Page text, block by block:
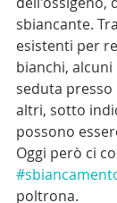
sbiancante.
esistenti per
bianchi,
seduta
altri, sotto
possono
Oggi però ci
poltrona.